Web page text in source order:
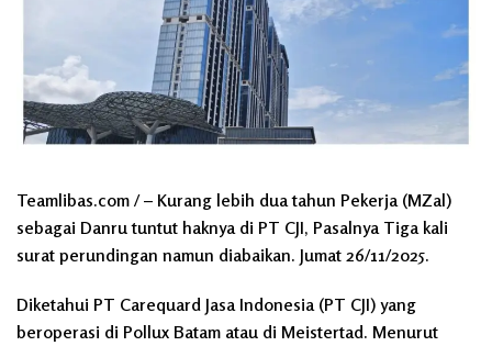
Teamlibas.com / – Kurang lebih dua tahun Pekerja (MZal)
sebagai Danru tuntut haknya di PT CJI, Pasalnya Tiga kali
surat perundingan namun diabaikan. Jumat 26/11/2025.
Diketahui PT Carequard Jasa Indonesia (PT CJI) yang
beroperasi di Pollux Batam atau di Meistertad. Menurut